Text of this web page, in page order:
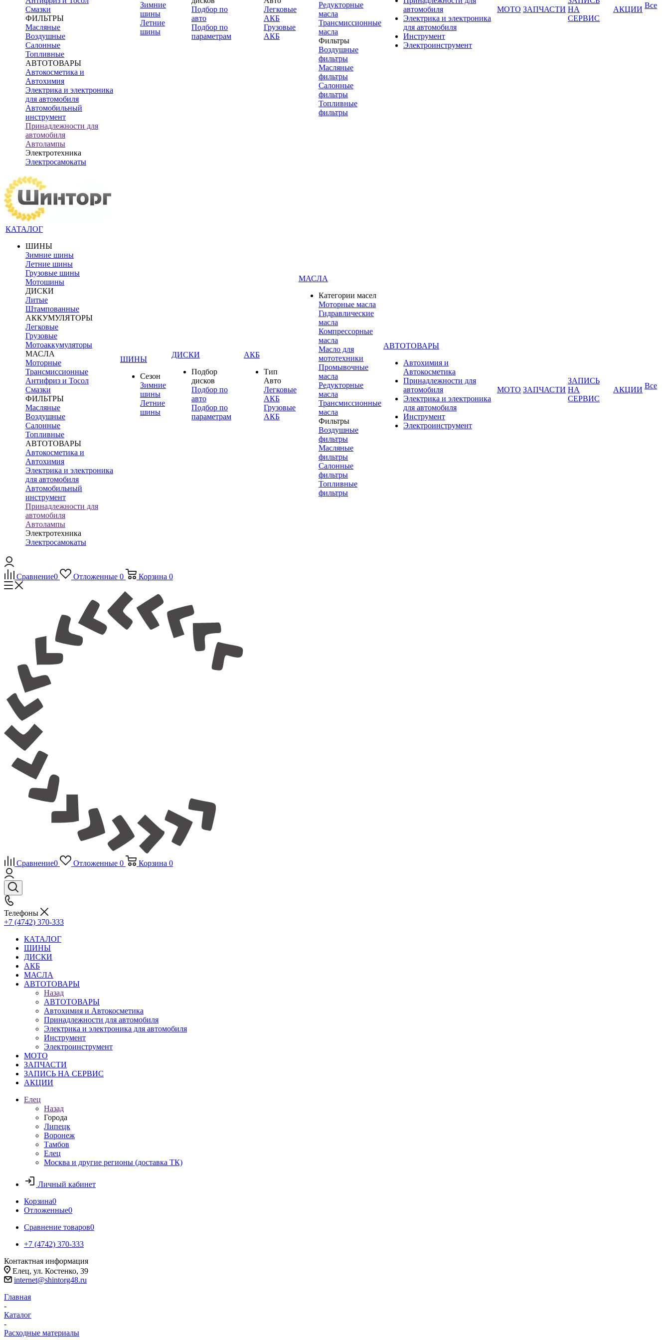
Смазки
ФИЛЬТРЫ
Масляные
Воздушные
Салонные
Топливные
АВТОТОВАРЫ
Автокосметика и
Автохимия
Электрика и электроника
для автомобиля
Автомобильный
инструмент
Принадлежности для
автомобиля
Автолампы
Электротехника
Электросамокаты
Зимние
шины
Летние
шины
Подбор по
авто
Подбор по
параметрам
Легковые
АКБ
Грузовые
АКБ
Редукторные
масла
Трансмиссионные
масла
Фильтры
Воздушные
фильтры
Масляные
фильтры
Салонные
фильтры
Топливные
фильтры
автомобиля
Электрика и электроника
для автомобиля
Инструмент
Электроинструмент
МОТО ЗАПЧАСТИ НА
СЕРВИС
АКЦИИ Все
КАТАЛОГ
ШИНЫ
Зимние шины
Летние шины
Грузовые шины
Мотошины
ДИСКИ
Литые
Штампованные
АККУМУЛЯТОРЫ
Легковые
Грузовые
Мотоаккумуляторы
МАСЛА
Моторные
Трансмиссионные
Антифриз и Тосол
Смазки
ФИЛЬТРЫ
Масляные
Воздушные
Салонные
Топливные
АВТОТОВАРЫ
Автокосметика и
Автохимия
Электрика и электроника
для автомобиля
Автомобильный
инструмент
Принадлежности для
автомобиля
Автолампы
Электротехника
Электросамокаты
ШИНЫ
Сезон
Зимние
шины
Летние
шины
ДИСКИ
Подбор
дисков
Подбор по
авто
Подбор по
параметрам
АКБ
Тип
Авто
Легковые
АКБ
Грузовые
АКБ
МАСЛА
Категории масел
Моторные масла
Гидравлические
масла
Компрессорные
масла
Масло для
мототехники
Промывочные
масла
Редукторные
масла
Трансмиссионные
масла
Фильтры
Воздушные
фильтры
Масляные
фильтры
Салонные
фильтры
Топливные
фильтры
АВТОТОВАРЫ
Автохимия и
Автокосметика
Принадлежности для
автомобиля
Электрика и электроника
для автомобиля
Инструмент
Электроинструмент
МОТО ЗАПЧАСТИ
ЗАПИСЬ
НА
СЕРВИС
АКЦИИ Все
Сравнение0 Отложенные 0 Корзина 0
Сравнение0 Отложенные 0 Корзина 0
Телефоны
+7 (4742) 370-333
КАТАЛОГ
ШИНЫ
ДИСКИ
АКБ
МАСЛА
АВТОТОВАРЫ
Назад
АВТОТОВАРЫ
Автохимия и Автокосметика
Принадлежности для автомобиля
Электрика и электроника для автомобиля
Инструмент
Электроинструмент
МОТО
ЗАПЧАСТИ
ЗАПИСЬ НА СЕРВИС
АКЦИИ
Елец
Назад
Города
Липецк
Воронеж
Тамбов
Елец
Москва и другие регионы (доставка ТК)
Личный кабинет
Корзина0
Отложенные0
Сравнение товаров0
+7 (4742) 370-333
Контактная информация
Елец, ул. Костенко, 39
internet@shintorg48.ru
Главная
-
Каталог
-
Расходные материалы